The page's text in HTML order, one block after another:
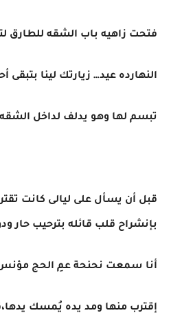
فتحت زاهيه باب الشقه للطارق
النهارده عيد… زيارتك لينا بتبقى
تبسم لها وهو يدلف لداخل
قبل أن يسأل على ليالى كانت
بإنشراح قلب قائله بترحيب حار
أنا سمعت نحنحة عمِ الحج
إقترب منها ومد يده يُمسك